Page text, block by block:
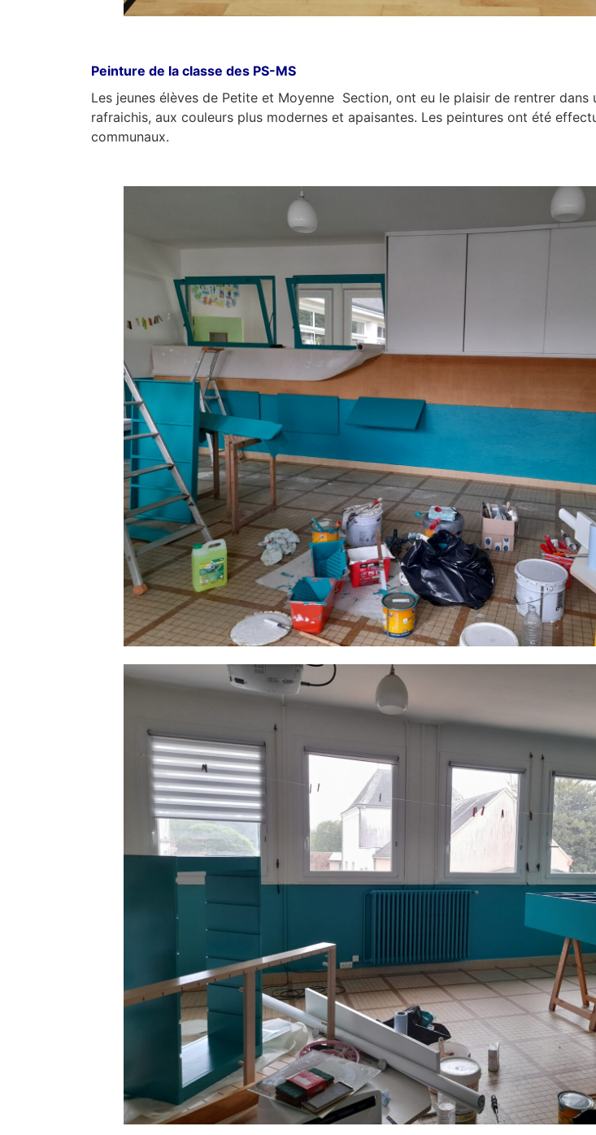
Peinture de la classe des PS-MS
Les jeunes élèves de Petite et Moyenne Section, ont eu le plaisir de rentrer dans
rafraichis, aux couleurs plus modernes et apaisantes. Les peintures ont été
communaux.